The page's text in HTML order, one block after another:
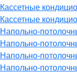
Кассетные
Кассетные
Напольно-
Напольно-
Напольно-
Напольно-